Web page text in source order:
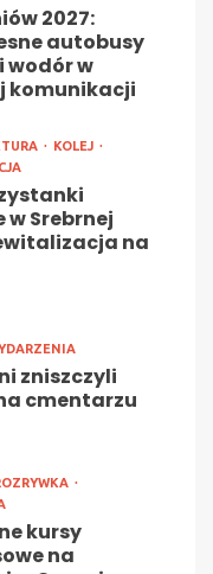
2027:
autobusy
wodór w
komunikacji
KOLEJ
w Srebrnej
na
zniszczyli
cmentarzu
kursy
na